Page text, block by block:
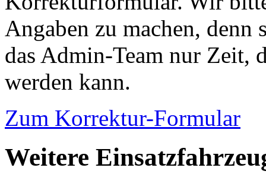
Angaben zu machen,
das Admin-Team nur Zeit,
werden kann.
Zum Korrektur-Formular
Weitere